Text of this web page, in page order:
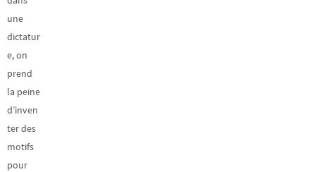
une
dictatur
e, on
prend
la peine
d’inven
ter des
motifs
pour